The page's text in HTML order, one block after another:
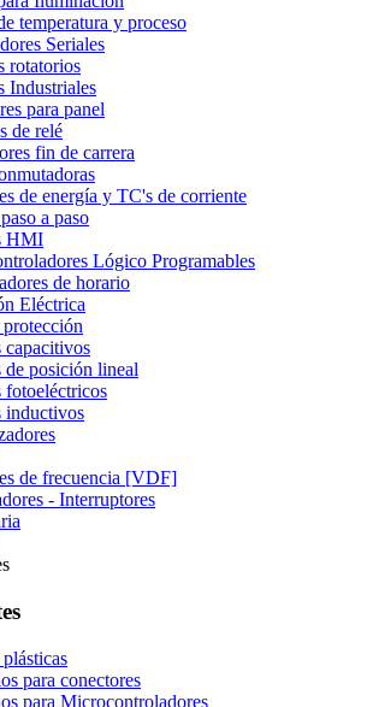
temperatura y proceso
Seriales
rotatorios
Industriales
para panel
de relé
fin de carrera
de energía y TC's de corriente
a paso
HMI
Lógico Programables
de horario
Eléctrica
capacitivos
de posición lineal
fotoeléctricos
inductivos
de frecuencia [VDF]
- Interruptores
para conectores
para Microcontroladores